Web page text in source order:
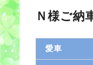
Ｎ様ご納
愛車